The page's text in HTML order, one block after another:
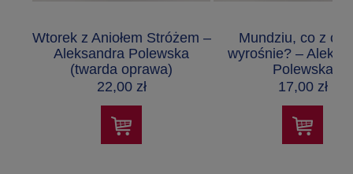
Wtorek z Aniołem Stróżem –
Aleksandra Polewska
(twarda oprawa)
22,00 zł
Mundziu, co z
wyrośnie? –
Polewska
17,00 zł